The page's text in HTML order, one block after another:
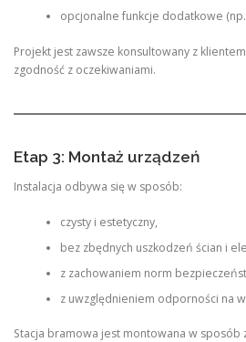
opcjonalne funkcje dodatkowe
Projekt jest zawsze konsultowany z
zgodność z oczekiwaniami.
Etap 3: Montaż urządzeń
Instalacja odbywa się w sposób:
czysty i estetyczny,
bez zbędnych uszkodzeń ścian i
z zachowaniem norm
z uwzględnieniem odporności na
Stacja bramowa jest montowana w sposób